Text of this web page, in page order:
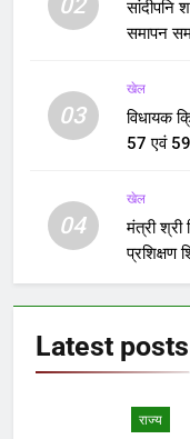
FEATURED
FEATURED
क्राइम
राज्य